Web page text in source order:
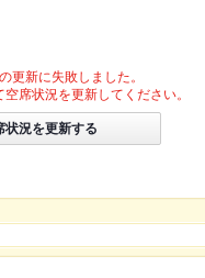
更新に失敗しました。
席状況を更新してください。
状況を更新する